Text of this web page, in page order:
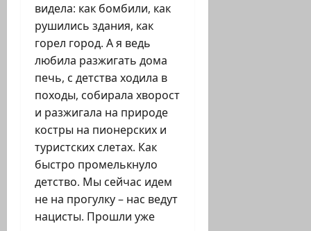
видела: как бомбили, как
рушились здания, как
горел город. А я ведь
любила разжигать дома
печь, с детства ходила в
походы, собирала хворост
и разжигала на природе
костры на пионерских и
туристских слетах. Как
быстро промелькнуло
детство. Мы сейчас идем
не на прогулку – нас ведут
нацисты. Прошли уже